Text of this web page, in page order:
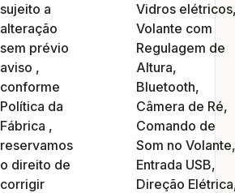
sujeito a
alteração
sem prévio
aviso ,
conforme
Política da
Fábrica ,
reservamos
o direito de
corrigir
Vidros
Volante com
Regulagem de
Altura,
Bluetooth,
Câmera de Ré,
Comando de
Som no Volante,
Entrada USB,
Direção